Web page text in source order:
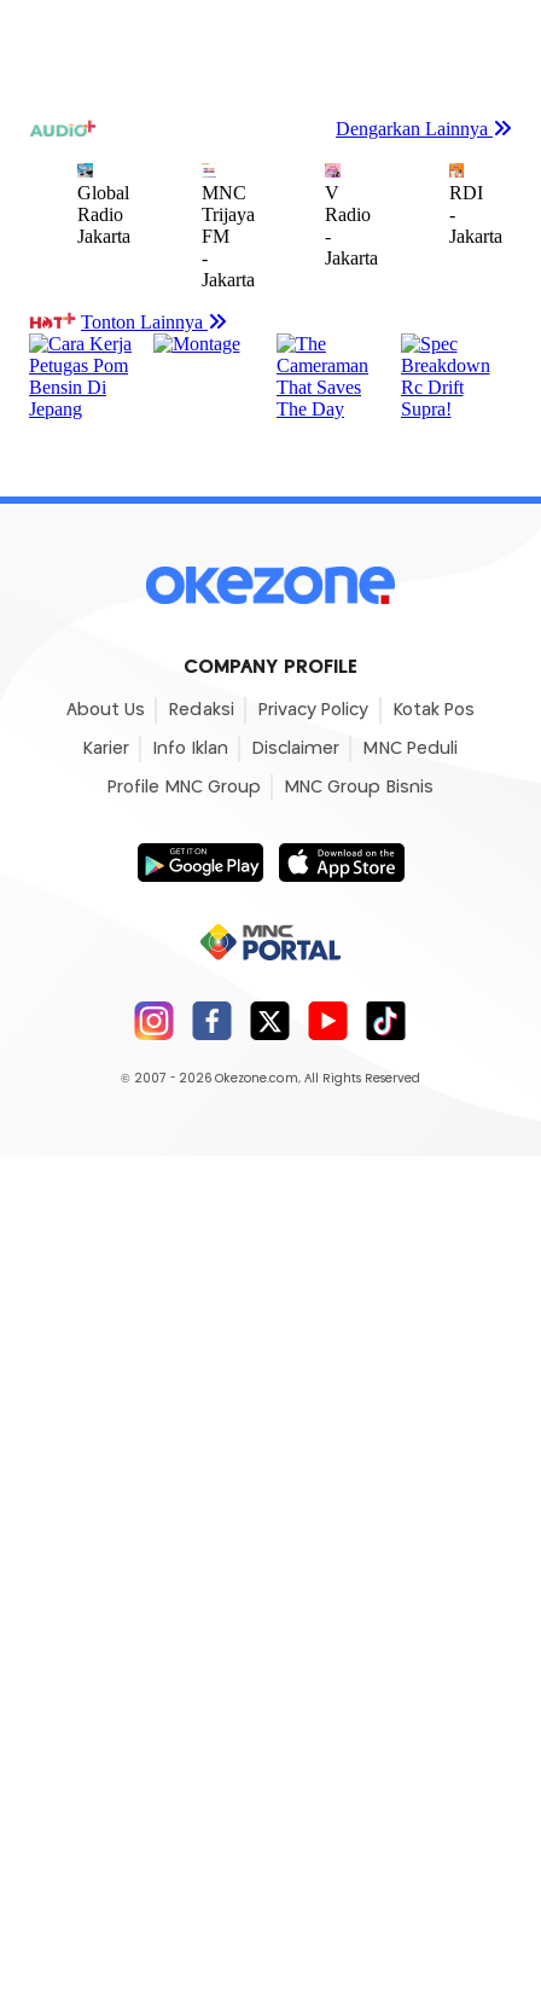
COMPANY PROFILE
About Us Redaksi Privacy Policy Kotak Pos
Karier Info Iklan Disclaimer MNC Peduli
Profile MNC Group MNC Group Bisnis
© 2007 - 2026 Okezone.com, All Rights Reserved